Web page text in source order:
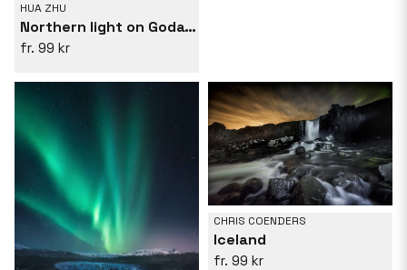
HUA ZHU
Northern light on Godafoss
99 kr
CHRIS COENDERS
Iceland
99 kr